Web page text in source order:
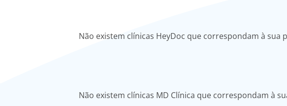
Não existem clínicas HeyDoc que correspondam à sua
Não existem clínicas MD Clínica que correspondam à